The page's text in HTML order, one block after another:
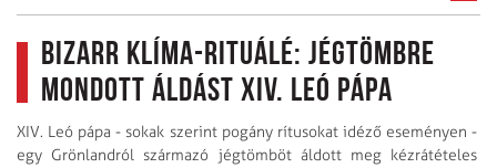
Bizarr klíma-rituálé: jégtömbre
mondott áldást XIV. Leó pápa
XIV. Leó pápa - sokak szerint pogány rítusokat idéző eseményen -
egy Grönlandról származó jégtömböt áldott meg kézrátételes